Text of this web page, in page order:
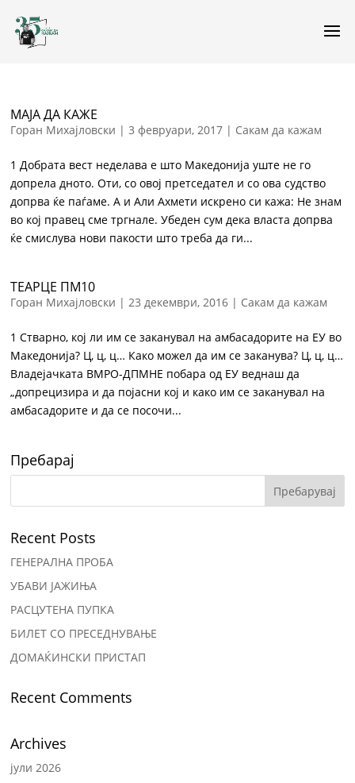
МАЈА ДА КАЖЕ
Горан Михајловски |3 февруари, 2017 | Сакам да кажам
1 Добрата вест неделава е што Македонија уште не го
допрела дното. Оти, со овој претседател и со ова судство
допрва ќе паѓаме. А и Али Ахмети искрено си кажа: Не знам
во кој правец сме тргнале. Убеден сум дека власта допрва
ќе смислува нови пакости што треба да ги...
ТЕАРЦЕ ПМ10
Горан Михајловски |23 декември, 2016 | Сакам да кажам
1 Стварно, кој ли им се заканувал на амбасадорите на ЕУ во
Македонија? Ц, ц, ц… Како можел да им се заканува? Ц, ц, ц…
Владејачката ВМРО-ДПМНЕ побара од ЕУ веднаш да
„допрецизира и да појасни кој и како им се заканувал на
амбасадорите и да се посочи...
Пребарај
Recent Posts
ГЕНЕРАЛНА ПРОБА
УБАВИ ЈАЖИЊА
РАСЦУТЕНА ПУПКА
БИЛЕТ СО ПРЕСЕДНУВАЊЕ
ДОМАЌИНСКИ ПРИСТАП
Recent Comments
Archives
јули 2026